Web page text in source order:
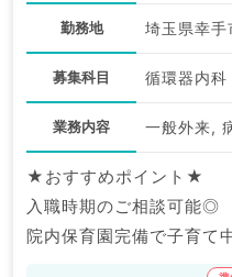
勤務地 埼玉県幸手
募集科目 循環器内科
業務内容 一般外来,
★おすすめポイント★
入職時期のご相談可能◎
院内保育園完備で子育て
福利厚生充実の大手グル